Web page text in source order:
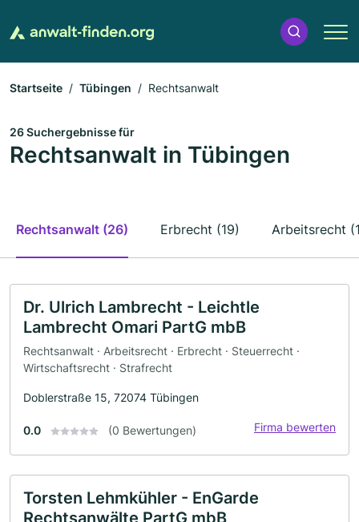
Startseite Tübingen Rechtsanwalt
26 Suchergebnisse für
Rechtsanwalt in Tübingen
Rechtsanwalt (26) Erbrecht (19) Arbeitsrecht
Dr. Ulrich Lambrecht - Leichtle
Lambrecht Omari PartG mbB
Rechtsanwalt · Arbeitsrecht · Erbrecht · Steuerrecht ·
Wirtschaftsrecht · Strafrecht
Doblerstraße 15, 72074 Tübingen
0.0 (0 Bewertungen) Firma bewerten
Torsten Lehmkühler - EnGarde
Rechtsanwälte PartG mbB